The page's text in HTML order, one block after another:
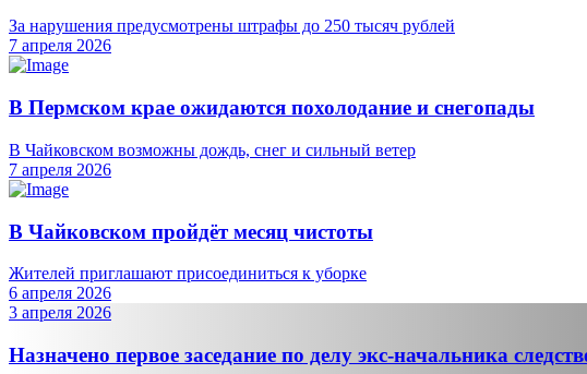
За нарушения предусмотрены штрафы до 250 тысяч рублей
7 апреля 2026
В Пермском крае ожидаются похолодание и снегопады
В Чайковском возможны дождь, снег и сильный ветер
7 апреля 2026
В Чайковском пройдёт месяц чистоты
Жителей приглашают присоединиться к уборке
6 апреля 2026
3 апреля 2026
Назначено первое заседание по делу экс-начальника